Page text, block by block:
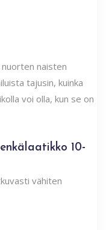
naisten
tajusin, kuinka
voi olla, kun se on
10-
vähiten